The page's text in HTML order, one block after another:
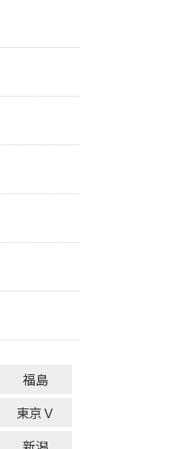
福島
東京Ｖ